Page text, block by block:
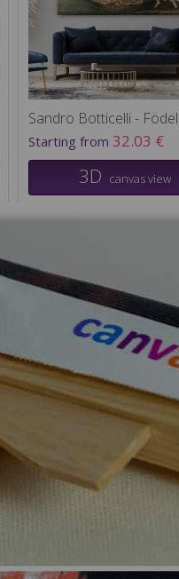
Starting from 32.03 €
3D canvas view